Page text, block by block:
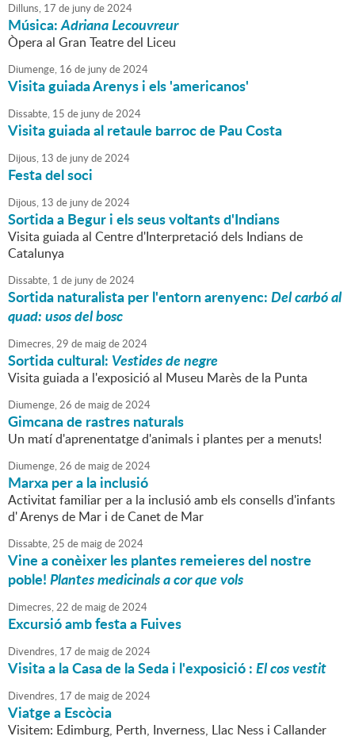
Dilluns, 17 de junyde2024
Música:Adriana Lecouvreur
Òpera al Gran Teatre del Liceu
Diumenge, 16 de junyde2024
Visita guiada Arenys i els 'americanos'
Dissabte, 15 de junyde2024
Visita guiada al retaule barroc de Pau Costa
Dijous, 13 de junyde2024
Festa del soci
Dijous, 13 de junyde2024
Sortida a Begur i els seus voltants d'Indians
Visita guiada al Centre d'Interpretació dels Indians de
Catalunya
Dissabte, 1 de junyde2024
Sortida naturalista per l'entorn arenyenc:Del carbó al
quad: usos del bosc
Dimecres,29 de maigde2024
Sortida cultural: Vestides de negre
Visita guiada a l'exposició al Museu Marès de la Punta
Diumenge,26 de maigde2024
Gimcana de rastres naturals
Un matí d'aprenentatge d'animals i plantes per a menuts!
Diumenge,26 de maigde2024
Marxa per a la inclusió
Activitat familiar per a la inclusió amb els consells d'infants
d' Arenys de Mar i de Canet de Mar
Dissabte,25 de maigde2024
Vine a conèixer les plantes remeieres del nostre
poble!Plantes medicinals a cor que vols
Dimecres,22 de maigde2024
Excursió amb festa a Fuives
Divendres, 17 de maigde2024
Visita a la Casa de la Seda i l'exposició :El cos vestit
Divendres, 17 de maigde2024
Viatge a Escòcia
Visitem: Edimburg, Perth, Inverness, Llac Ness i Callander